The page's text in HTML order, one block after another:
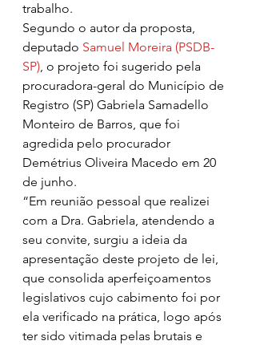
trabalho.
Segundo o autor da proposta,
deputado Samuel Moreira (PSDB-
SP), o projeto foi sugerido pela
procuradora-geral do Município de
Registro (SP) Gabriela Samadello
Monteiro de Barros, que foi
agredida pelo procurador
Demétrius Oliveira Macedo em 20
de junho.
“Em reunião pessoal que realizei
com a Dra. Gabriela, atendendo a
seu convite, surgiu a ideia da
apresentação deste projeto de lei,
que consolida aperfeiçoamentos
legislativos cujo cabimento foi por
ela verificado na prática, logo após
ter sido vitimada pelas brutais e